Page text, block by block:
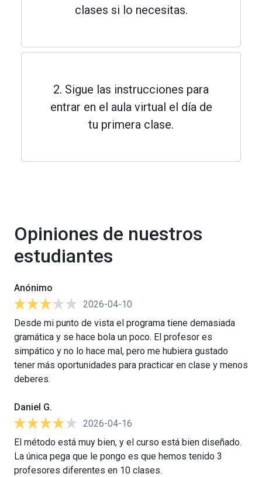
clases si lo necesitas.
2. Sigue las instrucciones para
entrar en el aula virtual el día de
tu primera clase.
Opiniones de nuestros
estudiantes
Anónimo
2026-04-10
Desde mi punto de vista el programa tiene demasiada
gramática y se hace bola un poco. El profesor es
simpático y no lo hace mal, pero me hubiera gustado
tener más oportunidades para practicar en clase y menos
deberes.
Daniel G.
2026-04-16
El método está muy bien, y el curso está bien diseñado.
La única pega que le pongo es que hemos tenido 3
profesores diferentes en 10 clases.